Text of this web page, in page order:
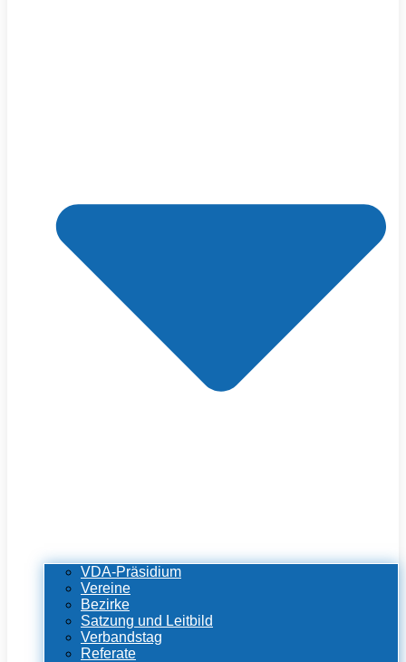
VDA-Präsidium
Vereine
Bezirke
Satzung und Leitbild
Verbandstag
Referate